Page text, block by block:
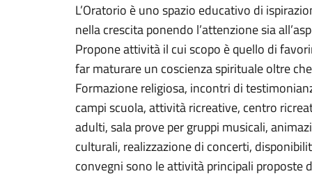
L’Oratorio è uno spazio educativo di
nella crescita ponendo l’attenzione sia
Propone attività il cui scopo è quello di
far maturare un coscienza spirituale oltre
Formazione religiosa, incontri di
campi scuola, attività ricreative, centro
adulti, sala prove per gruppi musicali,
culturali, realizzazione di concerti,
convegni sono le attività principali proposte